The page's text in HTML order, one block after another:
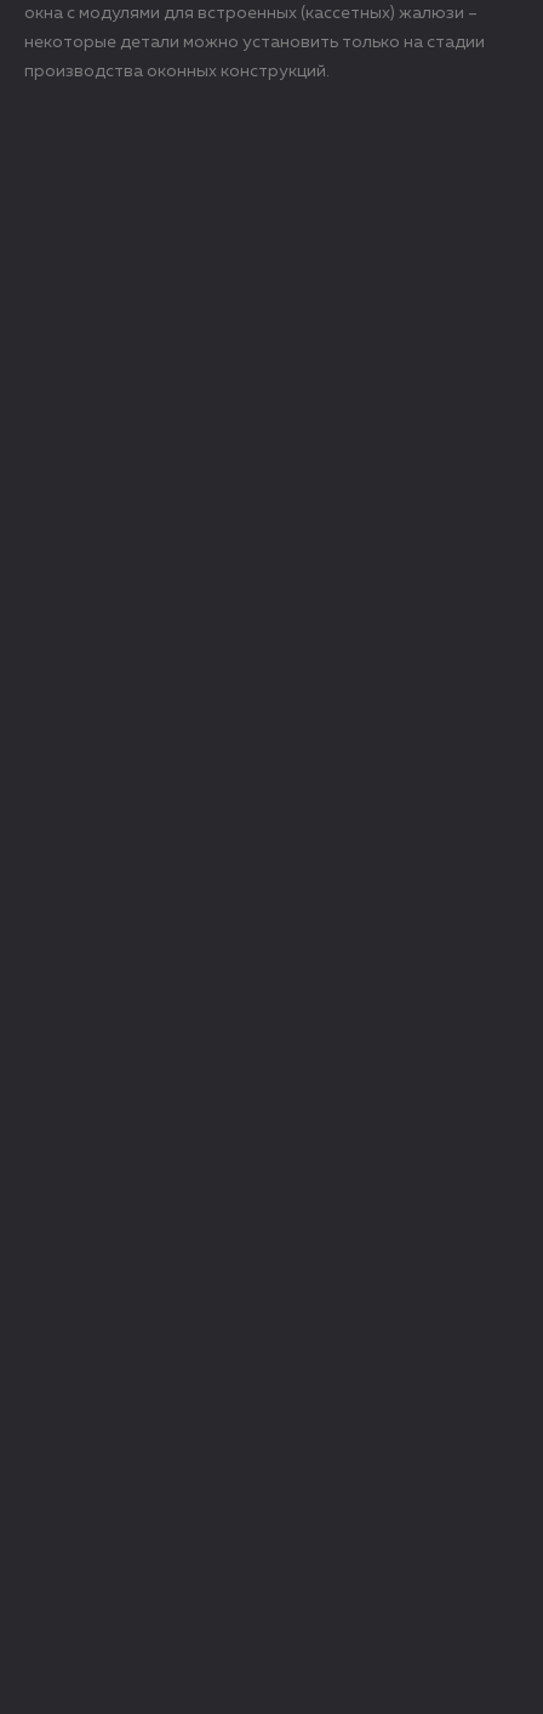
окна с модулями для встроенных (кассетных) жалюзи –
некоторые детали можно установить только на стадии
производства оконных конструкций.